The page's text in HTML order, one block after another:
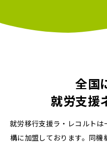
全国
就労支援
就労移行支援ラ・レコルト
構に加盟しております。同